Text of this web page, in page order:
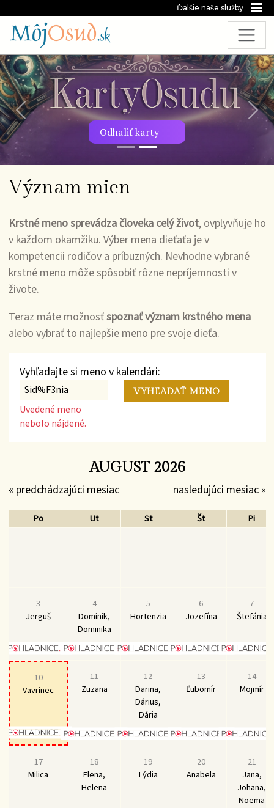
Ďalšie naše služby
Odhaliť karty
Predchádzajúca snímka
Význam mien
Krstné meno sprevádza človeka celý život, ovplyvňuje ho
v každom okamžiku. Výber mena dieťaťa je v
kompetencii rodičov a príbuzných. Nevhodne vybrané
krstné meno môže spôsobiť rôzne nepríjemnosti v
živote.
Teraz máte možnosťspoznať význam krstného mena
alebo vybrať to najlepšie meno pre svoje dieťa.
Vyhľadajte si meno v kalendári:
Uvedené meno
nebolo nájdené.
AUGUST 2026
« predchádzajúci mesiac nasledujúci mesiac »
Po Ut St Št Pi
3
Jerguš
4
Dominik,
Dominika
5
Hortenzia
6
Jozefína
7
Štefánia
10
Vavrinec
11
Zuzana
12
Darina,
Dárius,
Dária
13
Ľubomír
14
Mojmír
17
Milica
18
Elena,
Helena
19
Lýdia
20
Anabela
21
Jana,
Johana,
Noema